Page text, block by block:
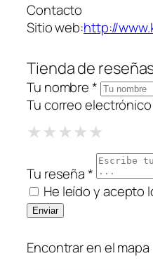
Contacto
Sitio web:http://
Tienda de
Tu nombre *
Tu correo
★1 Star
★★2 Stars
★★★3
★★★★4
★★★★★
Tu reseña *
He leído y acepto
Encontrar en el mapa